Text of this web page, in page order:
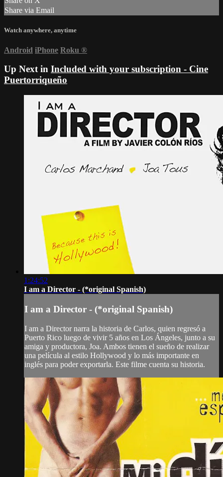
Share via Email
Watch anywhere, anytime
Android iPhone Roku ®
Up Next in Included with your subscription - Cine
Puertorriqueño
1:24:52
I am a Director - (*original Spanish)
I am a Director - (*original Spanish)
I am a Director narra la historia de Carlos, quien regresó a
Puerto Rico luego de vivir 5 años en Los Ángeles, junto a su
amiga y productora, Joa. Ambos tienen el sueño de realizar
una película al estilo Hollywood y lo más importante en
inglés para poder exportarla. Este filme cuenta su historia.